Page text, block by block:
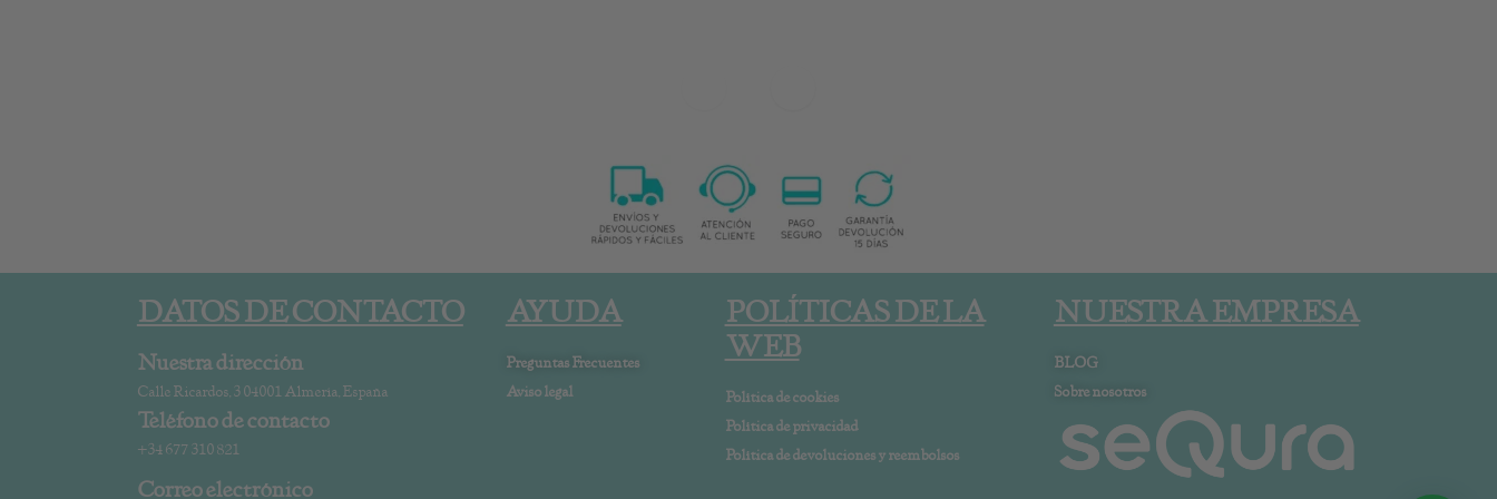
DATOS DE CONTACTO
Nuestra dirección
Calle Ricardos, 3 04001 Almería, España
Teléfono de contacto
+34 677 310 821
Correo electrónico
AYUDA
Preguntas Frecuentes
Aviso legal
POLÍTICAS DE LA
WEB
Política de cookies
Política de privacidad
Política de devoluciones y reembolsos
NUESTRA EMPRESA
BLOG
Sobre nosotros